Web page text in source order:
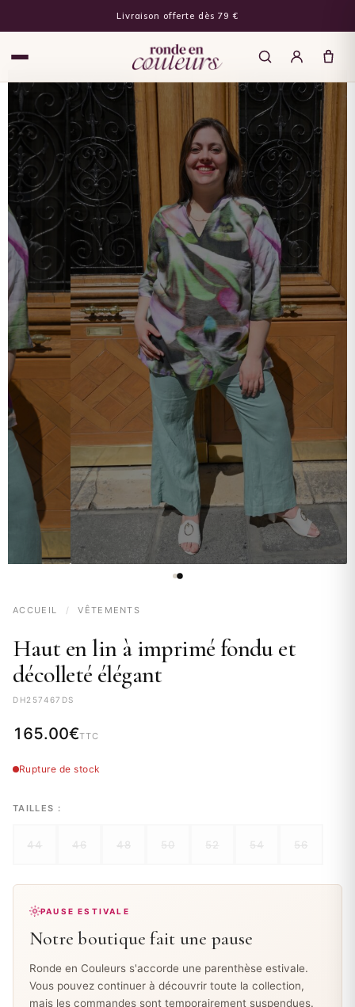
Livraison offerte dès 79 €
ACCUEIL / VÊTEMENTS
Haut en lin à imprimé fondu et
décolleté élégant
DH257467DS
165.00€TTC
Rupture de stock
TAILLES :
44 46 48 50 52 54 56
PAUSE ESTIVALE
Notre boutique fait une pause
Ronde en Couleurs s'accorde une parenthèse estivale.
Vous pouvez continuer à découvrir toute la collection,
mais les commandes sont temporairement suspendues.